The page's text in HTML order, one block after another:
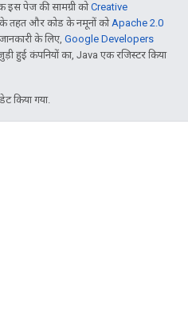
पेज की सामग्री कोCreative
के तहत और कोड के नमूनों कोApache 2.0
के लिए, Google Developers
हुई कंपनियों का, Java एक रजिस्टर किया
किया गया.